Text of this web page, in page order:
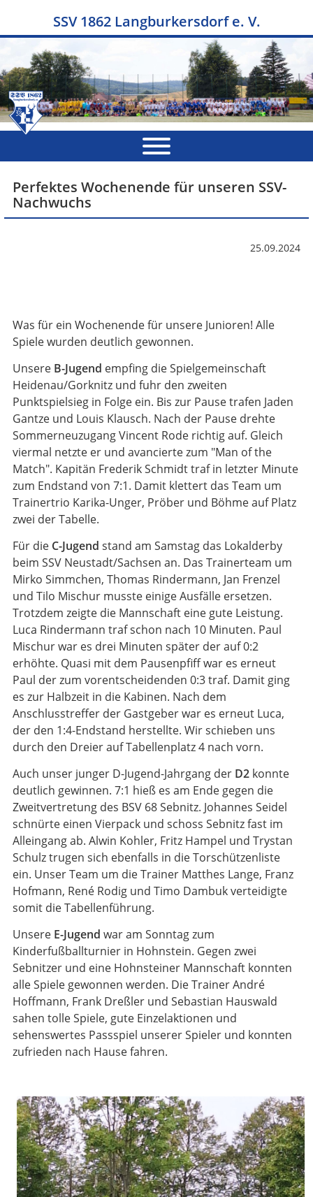
SSV 1862 Langburkersdorf e. V.
Perfektes Wochenende für unseren SSV-
Nachwuchs
25.09.2024
Was für ein Wochenende für unsere Junioren! Alle
Spiele wurden deutlich gewonnen.
Unsere B-Jugend empfing die Spielgemeinschaft
Heidenau/Gorknitz und fuhr den zweiten
Punktspielsieg in Folge ein. Bis zur Pause trafen Jaden
Gantze und Louis Klausch. Nach der Pause drehte
Sommerneuzugang Vincent Rode richtig auf. Gleich
viermal netzte er und avancierte zum "Man of the
Match". Kapitän Frederik Schmidt traf in letzter Minute
zum Endstand von 7:1. Damit klettert das Team um
Trainertrio Karika-Unger, Pröber und Böhme auf Platz
zwei der Tabelle.
Für die C-Jugend stand am Samstag das Lokalderby
beim SSV Neustadt/Sachsen an. Das Trainerteam um
Mirko Simmchen, Thomas Rindermann, Jan Frenzel
und Tilo Mischur musste einige Ausfälle ersetzen.
Trotzdem zeigte die Mannschaft eine gute Leistung.
Luca Rindermann traf schon nach 10 Minuten. Paul
Mischur war es drei Minuten später der auf 0:2
erhöhte. Quasi mit dem Pausenpfiff war es erneut
Paul der zum vorentscheidenden 0:3 traf. Damit ging
es zur Halbzeit in die Kabinen. Nach dem
Anschlusstreffer der Gastgeber war es erneut Luca,
der den 1:4-Endstand herstellte. Wir schieben uns
durch den Dreier auf Tabellenplatz 4 nach vorn.
Auch unser junger D-Jugend-Jahrgang der D2 konnte
deutlich gewinnen. 7:1 hieß es am Ende gegen die
Zweitvertretung des BSV 68 Sebnitz. Johannes Seidel
schnürte einen Vierpack und schoss Sebnitz fast im
Alleingang ab. Alwin Kohler, Fritz Hampel und Trystan
Schulz trugen sich ebenfalls in die Torschützenliste
ein. Unser Team um die Trainer Matthes Lange, Franz
Hofmann, René Rodig und Timo Dambuk verteidigte
somit die Tabellenführung.
Unsere E-Jugend war am Sonntag zum
Kinderfußballturnier in Hohnstein. Gegen zwei
Sebnitzer und eine Hohnsteiner Mannschaft konnten
alle Spiele gewonnen werden. Die Trainer André
Hoffmann, Frank Dreßler und Sebastian Hauswald
sahen tolle Spiele, gute Einzelaktionen und
sehenswertes Passspiel unserer Spieler und konnten
zufrieden nach Hause fahren.